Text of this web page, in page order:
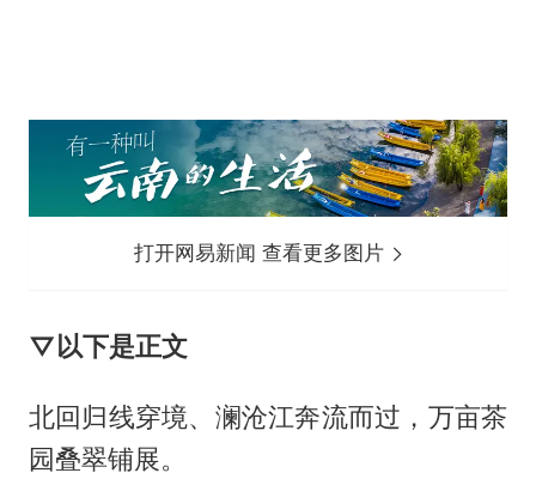
打开网易新闻 查看更多图片
▽以下是正文
北回归线穿境、澜沧江奔流而过，万亩茶
园叠翠铺展。